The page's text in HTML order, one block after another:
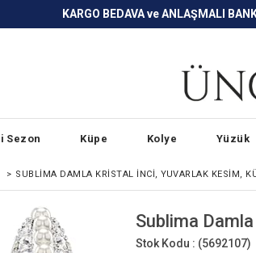
BANKALARDA
Sezon Küpe Kolye Yüzük
> SUBLIMA DAMLA KRISTAL INCI, YUVARLAK KESIM,
Sublima
Stok Kodu : (5692107)